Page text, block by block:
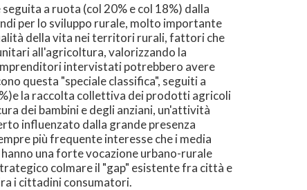
a ruota (col 20% e col 18%) dalla
per lo sviluppo rurale, molto importante
della vita nei territori rurali, fattori che
all'agricoltura, valorizzando la
intervistati potrebbero avere
questa "speciale classifica", seguiti a
la raccolta collettiva dei prodotti agricoli
dei bambini e degli anziani, un'attività
influenzato dalla grande presenza
più frequente interesse che i media
una forte vocazione urbano-rurale
colmare il "gap" esistente fra città e
i cittadini consumatori.